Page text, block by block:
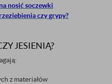
nosić soczewki
czy grypy?
JESIENIĄ?
z materiałów